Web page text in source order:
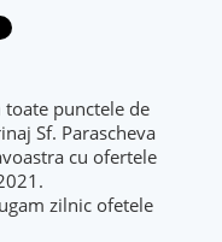
punctele de
Sf. Parascheva
cu ofertele
zilnic ofetele